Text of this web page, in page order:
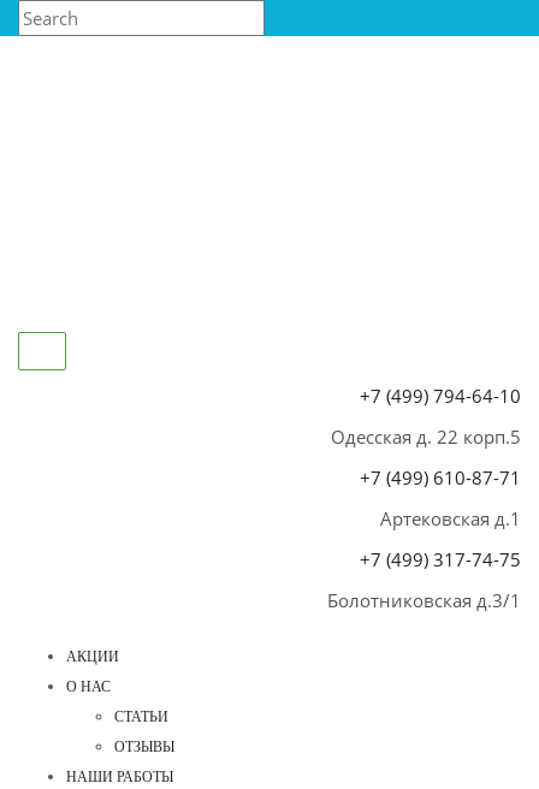
+7 (499) 794-64-10
Одесская д. 22 корп.5
+7 (499) 610-87-71
Артековская д.1
+7 (499) 317-74-75
Болотниковская д.3/1
АКЦИИ
О НАС
СТАТЬИ
ОТЗЫВЫ
НАШИ РАБОТЫ